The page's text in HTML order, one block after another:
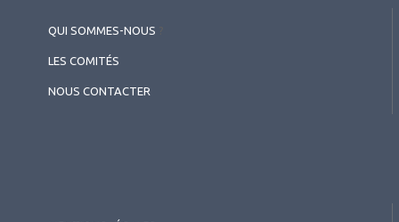
QUI SOMMES-NOUS
LES COMITÉS
NOUS CONTACTER